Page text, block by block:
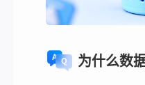
为什么数